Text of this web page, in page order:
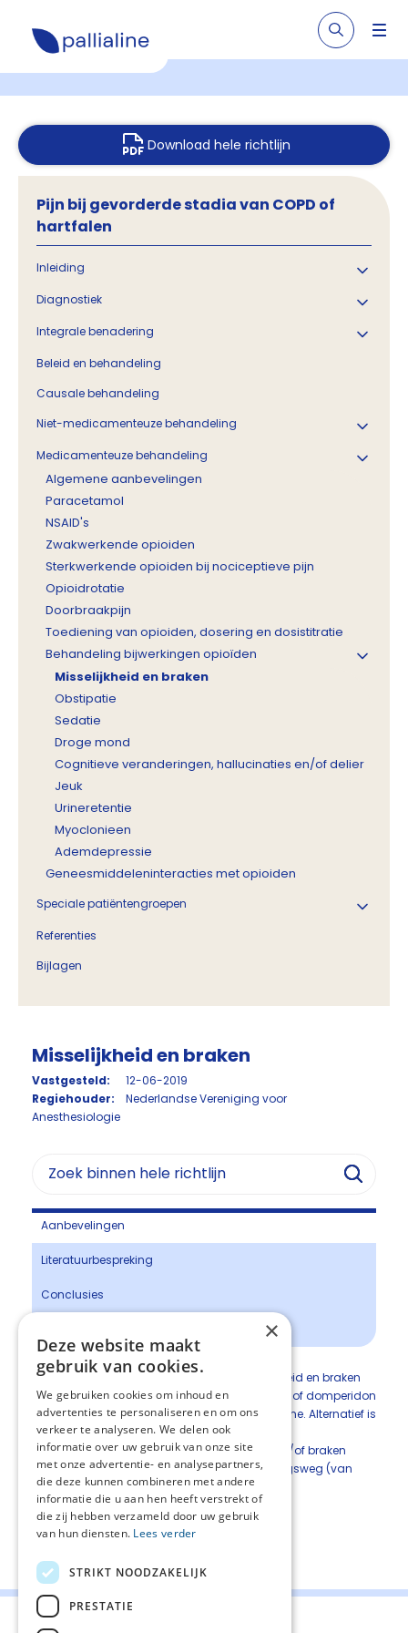
Download hele richtlijn
Pijn bij gevorderde stadia van COPD of
hartfalen
Inleiding
Diagnostiek
Integrale benadering
Beleid en behandeling
Causale behandeling
Niet-medicamenteuze behandeling
Medicamenteuze behandeling
Algemene aanbevelingen
Paracetamol
NSAID's
Zwakwerkende opioiden
Sterkwerkende opioiden bij nociceptieve pijn
Opioidrotatie
Doorbraakpijn
Toediening van opioiden, dosering en dosistitratie
Behandeling bijwerkingen opioïden
Misselijkheid en braken
Obstipatie
Sedatie
Droge mond
Cognitieve veranderingen, hallucinaties en/of delier
Jeuk
Urineretentie
Myoclonieen
Ademdepressie
Geneesmiddeleninteracties met opioiden
Speciale patiëntengroepen
Referenties
Bijlagen
Misselijkheid en braken
Vastgesteld:
12-06-2019
Regiehouder:
Nederlandse Vereniging voor
Anesthesiologie
Aanbevelingen
Literatuurbespreking
Conclusies
Schrijf voor de behandeling van misselijkheid en braken
ten gevolge van opioïden metoclopramide of domperidon
voor, op grond van het werkingsmechanisme. Alternatief is
haloperidol (1D).
Overweeg bij persisterende misselijkheid en/of braken
opioïdrotatie of verandering van toedieningsweg (van
oraal naar subcutaan) (1D).
Deel deze pagina:
×
Deze website maakt
gebruik van cookies.
We gebruiken cookies om inhoud en
advertenties te personaliseren en om ons
verkeer te analyseren. We delen ook
informatie over uw gebruik van onze site
met onze advertentie- en analysepartners,
die deze kunnen combineren met andere
informatie die u aan hen heeft verstrekt of
die zij hebben verzameld door uw gebruik
van hun diensten. Lees verder
STRIKT NOODZAKELIJK
PRESTATIE